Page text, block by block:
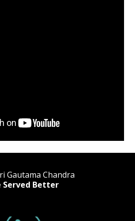
Gautama Chandra
Served Better